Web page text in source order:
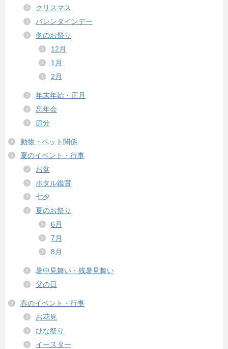
クリスマス
バレンタインデー
冬のお祭り
12月
1月
2月
年末年始・正月
忘年会
節分
動物・ペット関係
夏のイベント・行事
お盆
ホタル鑑賞
七夕
夏のお祭り
6月
7月
8月
暑中見舞い・残暑見舞い
父の日
春のイベント・行事
お花見
ひな祭り
イースター